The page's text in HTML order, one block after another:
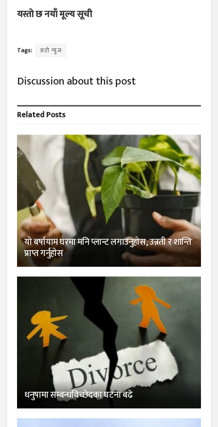
यस्तो छ नयाँ मूल्य सूची
Tags: अटो न्युज
Discussion about this post
RelatedPosts
यो बर्षायाम घरमा मनि प्लान्ट लगाउनुहोस, उन्नती र शान्ति
प्राप्त गर्नुहोस
धनुषामा सम्बन्धविच्छेदका घटना बढे